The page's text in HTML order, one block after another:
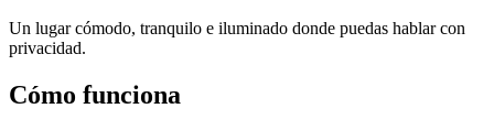
Un lugar cómodo, tranquilo e iluminado donde puedas hablar con
privacidad.
Cómo funciona